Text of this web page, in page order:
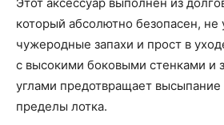
который абсолютно безопасен, не
чужеродные запахи и прост в
с высокими боковыми стенками и
углами предотвращает высыпание
пределы лотка.